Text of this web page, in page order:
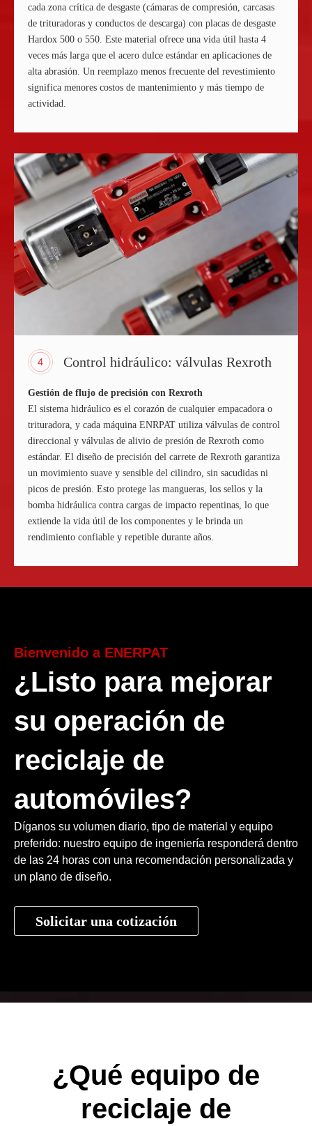
cada zona crítica de desgaste (cámaras de compresión, carcasas
de trituradoras y conductos de descarga) con placas de desgaste
Hardox 500 o 550. Este material ofrece una vida útil hasta 4
veces más larga que el acero dulce estándar en aplicaciones de
alta abrasión. Un reemplazo menos frecuente del revestimiento
significa menores costos de mantenimiento y más tiempo de
actividad.
Control hidráulico: válvulas Rexroth
Gestión de flujo de precisión con Rexroth
El sistema hidráulico es el corazón de cualquier empacadora o
trituradora, y cada máquina ENRPAT utiliza válvulas de control
direccional y válvulas de alivio de presión de Rexroth como
estándar. El diseño de precisión del carrete de Rexroth garantiza
un movimiento suave y sensible del cilindro, sin sacudidas ni
picos de presión. Esto protege las mangueras, los sellos y la
bomba hidráulica contra cargas de impacto repentinas, lo que
extiende la vida útil de los componentes y le brinda un
rendimiento confiable y repetible durante años.
Bienvenido a ENERPAT
¿Listo para mejorar
su operación de
reciclaje de
automóviles?
Díganos su volumen diario, tipo de material y equipo
preferido: nuestro equipo de ingeniería responderá dentro
de las 24 horas con una recomendación personalizada y
un plano de diseño.
Solicitar una cotización
¿Qué equipo de
reciclaje de